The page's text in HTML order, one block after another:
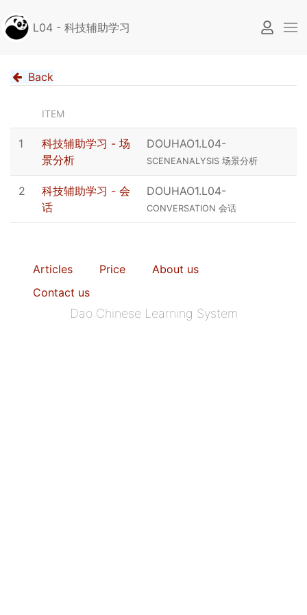
L04 - 科技辅助学习
Back
ITEM
1
科技辅助学习 - 场
景分析
DOUHAO1.L04-
SCENEANALYSIS 场景分析
2
科技辅助学习 - 会
话
DOUHAO1.L04-
CONVERSATION 会话
Articles Price
About us
Contact us
Dao Chinese Learning System